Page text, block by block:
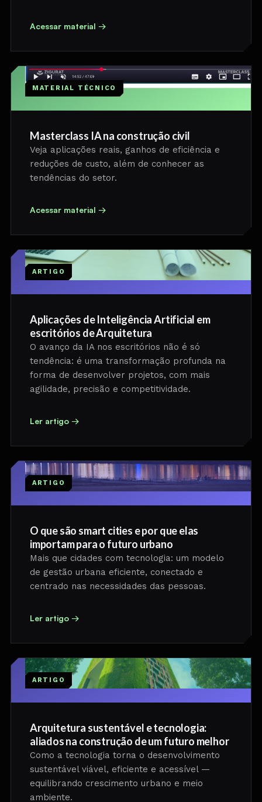
Acessar material →
MATERIAL TÉCNICO
Masterclass IA na construção civil
Veja aplicações reais, ganhos de eficiência e
reduções de custo, além de conhecer as
tendências do setor.
Acessar material →
ARTIGO
Aplicações de Inteligência Artificial em
escritórios de Arquitetura
O avanço da IA nos escritórios não é só
tendência: é uma transformação profunda na
forma de desenvolver projetos, com mais
agilidade, precisão e competitividade.
Ler artigo →
ARTIGO
O que são smart cities e por que elas
importam para o futuro urbano
Mais que cidades com tecnologia: um modelo
de gestão urbana eficiente, conectado e
centrado nas necessidades das pessoas.
Ler artigo →
ARTIGO
Arquitetura sustentável e tecnologia:
aliados na construção de um futuro melhor
Como a tecnologia torna o desenvolvimento
sustentável viável, eficiente e acessível —
equilibrando crescimento urbano e meio
ambiente.